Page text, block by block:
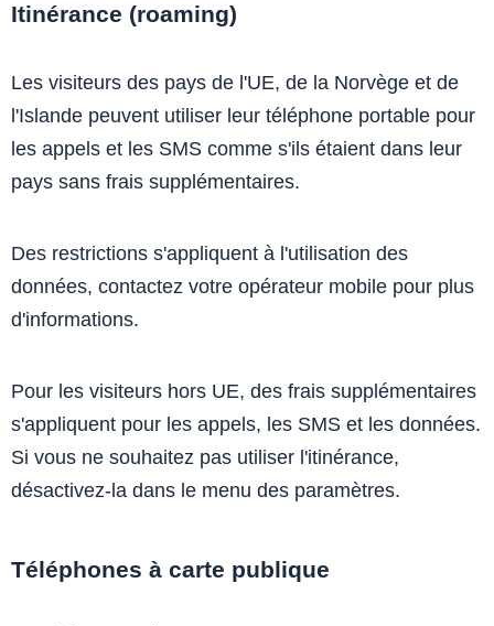
Itinérance (roaming)
Les visiteurs des pays de l'UE, de la Norvège et de
l'Islande peuvent utiliser leur téléphone portable pour
les appels et les SMS comme s'ils étaient dans leur
pays sans frais supplémentaires.
Des restrictions s'appliquent à l'utilisation des
données, contactez votre opérateur mobile pour plus
d'informations.
Pour les visiteurs hors UE, des frais supplémentaires
s'appliquent pour les appels, les SMS et les données.
Si vous ne souhaitez pas utiliser l'itinérance,
désactivez-la dans le menu des paramètres.
Téléphones à carte publique